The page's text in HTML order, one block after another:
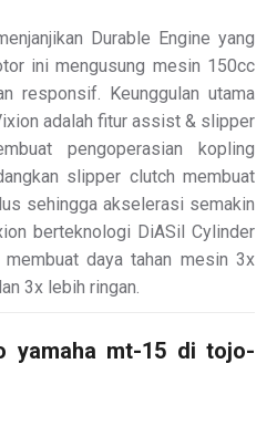
Durable Engine yang
ini mengusung mesin 150cc
responsif. Keunggulan utama
adalah fitur assist & slipper
pengoperasian kopling
slipper clutch membuat
sehingga akselerasi semakin
berteknologi DiASil Cylinder
daya tahan mesin 3x
3x lebih ringan.
yamaha mt-15 di tojo-